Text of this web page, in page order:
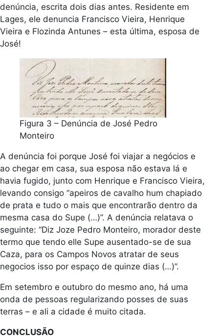
denúncia, escrita dois dias antes. Residente em
Lages, ele denuncia Francisco Vieira, Henrique
Vieira e Flozinda Antunes – esta última, esposa de
José!
Figura 3 – Denúncia de José Pedro
Monteiro
A denúncia foi porque José foi viajar a negócios e
ao chegar em casa, sua esposa não estava lá e
havia fugido, junto com Henrique e Francisco Vieira,
levando consigo “apeiros de cavalho hum chapiado
de prata e tudo o mais que encontrarão dentro da
mesma casa do Supe (…)”. A denúncia relatava o
seguinte: “Diz Joze Pedro Monteiro, morador deste
termo que tendo elle Supe ausentado-se de sua
Caza, para os Campos Novos atratar de seus
negocios isso por espaço de quinze dias (…)”.
Em setembro e outubro do mesmo ano, há uma
onda de pessoas regularizando posses de suas
terras – e ali a cidade é muito citada.
CONCLUSÃO